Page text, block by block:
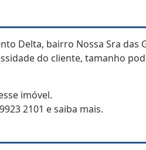
Delta, bairro Nossa Sra das
do cliente, tamanho
imóvel.
2101 e saiba mais.